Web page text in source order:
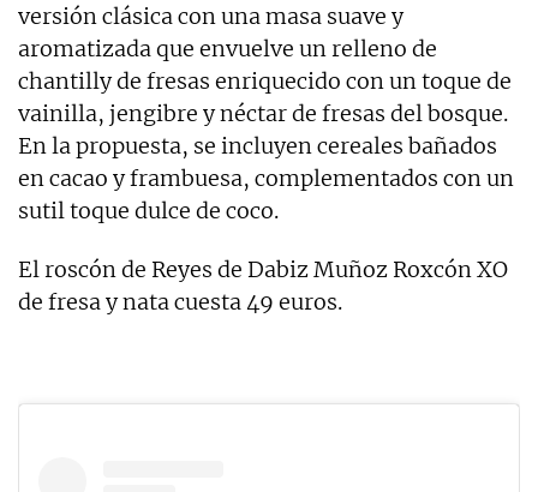
versión clásica con una masa suave y
aromatizada que envuelve un relleno de
chantilly de fresas enriquecido con un toque de
vainilla, jengibre y néctar de fresas del bosque.
En la propuesta, se incluyen cereales bañados
en cacao y frambuesa, complementados con un
sutil toque dulce de coco.
El roscón de Reyes de Dabiz Muñoz Roxcón XO
de fresa y nata cuesta 49 euros.